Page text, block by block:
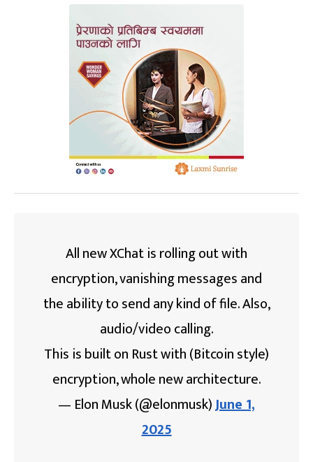
All new XChat is rolling out with
encryption, vanishing messages and
the ability to send any kind of file. Also,
audio/video calling.
This is built on Rust with (Bitcoin style)
encryption, whole new architecture.
— Elon Musk (@elonmusk)June 1,
2025